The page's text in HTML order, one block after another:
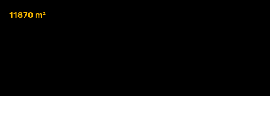
11870 m²